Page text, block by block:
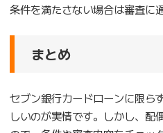
条件を満たさない場合は審査に
まとめ
セブン銀行カードローンに限ら
しいのが実情です。しかし、配